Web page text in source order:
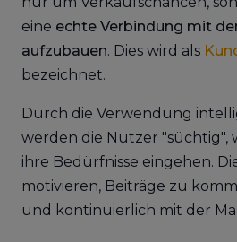
eine echte Verbindung mit
aufzubauen. Dies wird als
bezeichnet.
Durch die Verwendung
werden die Nutzer "süchtig",
ihre Bedürfnisse eingehen.
motivieren, Beiträge zu
und kontinuierlich mit der